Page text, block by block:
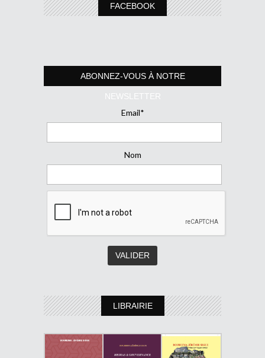
FACEBOOK
ABONNEZ-VOUS À NOTRE
NEWSLETTER
Email*
Nom
LIBRAIRIE